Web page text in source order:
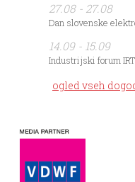
27.08 - 27.08
Dan slovenske
14.09 - 15.09
Industrijski forum
ogled vseh